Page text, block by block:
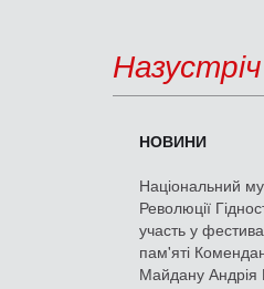
НОВИНИ
Національний
Революції
участь у
пам'яті
Майдану Андрія